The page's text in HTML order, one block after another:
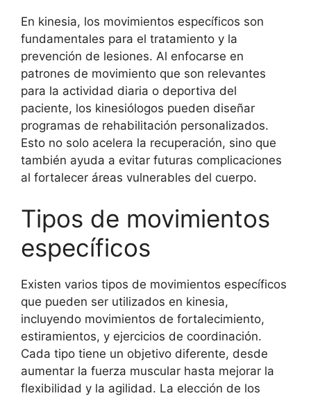
En kinesia, los movimientos específicos son
fundamentales para el tratamiento y la
prevención de lesiones. Al enfocarse en
patrones de movimiento que son relevantes
para la actividad diaria o deportiva del
paciente, los kinesiólogos pueden diseñar
programas de rehabilitación personalizados.
Esto no solo acelera la recuperación, sino que
también ayuda a evitar futuras complicaciones
al fortalecer áreas vulnerables del cuerpo.
Tipos de movimientos
específicos
Existen varios tipos de movimientos específicos
que pueden ser utilizados en kinesia,
incluyendo movimientos de fortalecimiento,
estiramientos, y ejercicios de coordinación.
Cada tipo tiene un objetivo diferente, desde
aumentar la fuerza muscular hasta mejorar la
flexibilidad y la agilidad. La elección de los